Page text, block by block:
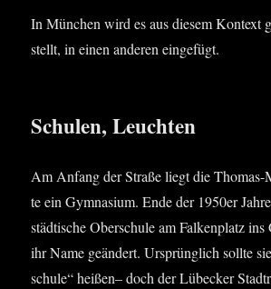
In Mün­chen wird es aus die­sem Kon­text
stellt, in einen ande­ren eingefügt.
Schulen, Leuchten
Am Anfang der Stra­ße liegt die
te ein Gym­na­si­um. Ende der 1950er
städ­ti­sche Ober­schu­le am Fal­ken­platz
ihr Name geän­dert. Ursprüng­lich soll­te
schu­le“ hei­ßen– doch der Lübe­cker